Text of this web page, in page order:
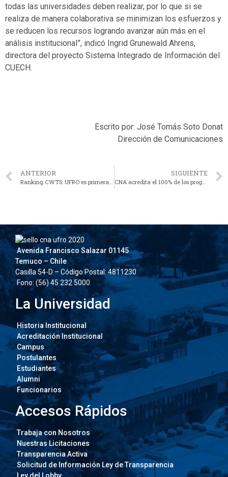
todas las universidades deben realizar, por lo que si se
realiza de manera colaborativa se minimizan los esfuerzos y
se reducen los recursos logrando avanzar aún más en el
análisis institucional”, indicó Ingrid Grunewald Ahrens,
directora del proyecto Sistema Integrado de Información del
CUECH.
Escrito por: José Tomás Soto Donat
Dirección de Comunicaciones
ANTERIOR SIGUIENTE
CNA acredita el 100% de los programas de magíster elegibles de la Universidad de La Frontera
Avenida Francisco Salazar 01145
Temuco – Chile
Casilla 54-D – Código Postal: 4811230
Fono: (56) 45 232 5000
La Universidad
Historia Institucional
Acreditación Institucional
Campus
Postulantes
Estudiantes
Alumni
Funcionarios
Accesos Rápidos
Trabaja con Nosotros
Nuestras Licitaciones
Transparencia Activa
Solicitud de Información Ley de Transparencia